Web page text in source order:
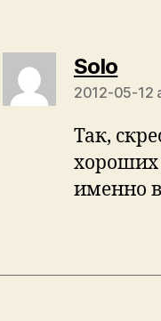
Solosays:
2012-05-12
Так,
именно